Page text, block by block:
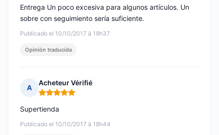
Publicado el 10/10/2017 à 19h37
Entrega Un poco excesiva para algunos artículos. Un
sobre con seguimiento sería suficiente.
Opinión traducida
A
Acheteur Vérifié
Nota: 5 de 5
Publicado el 10/10/2017 à 18h44
Supertienda